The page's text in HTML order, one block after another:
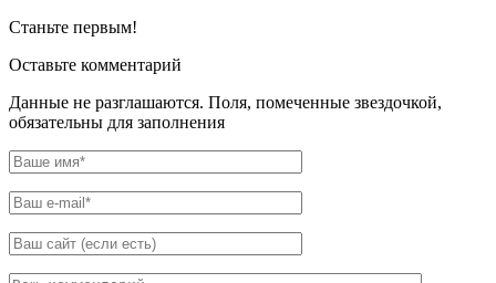
Станьте первым!
Оставьте комментарий
Данные не разглашаются. Поля, помеченные звездочкой,
обязательны для заполнения